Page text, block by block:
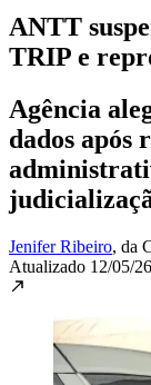
ANTT
TRIP e
Agência
dados após
Jenifer Ribeiro, da
Atualizado 12/05/